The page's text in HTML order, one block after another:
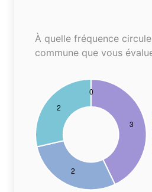
À quelle fréquence
commune que vous